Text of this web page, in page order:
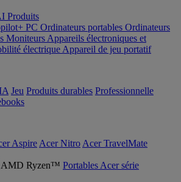
Produits
PC Ordinateurs portables Ordinateurs
Moniteurs Appareils électroniques et
électrique Appareil de jeu portatif
Jeu Produits durables Professionnelle
Aspire Acer Nitro Acer TravelMate
Portables Acer série